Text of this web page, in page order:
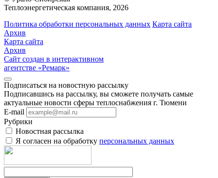
Теплоэнергетическая компания, 2026
Политика обработки персональных данных Карта сайта
Архив
Карта сайта
Архив
Сайт создан в интерактивном
агентстве «Ремарк»
Подписаться на новостную рассылку
Подписавшись на рассылку, вы сможете получать самые
актуальные новости сферы теплоснабжения г. Тюмени
E-mail
Рубрики
Новостная рассылка
Я согласен на обработку персональных данных